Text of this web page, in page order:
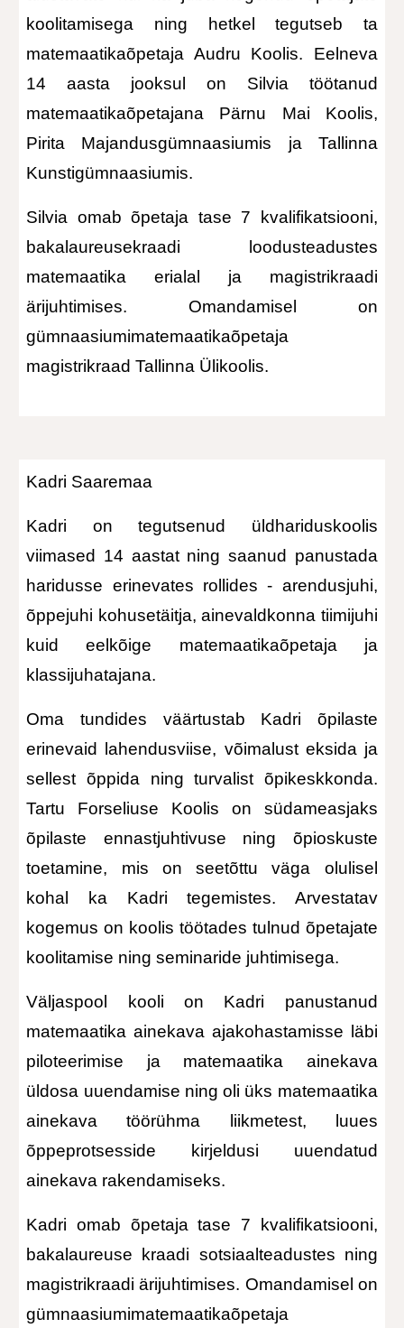
koolitamisega ning hetkel tegutseb ta
matemaatikaõpetaja Audru Koolis. Eelneva
14 aasta jooksul on Silvia töötanud
matemaatikaõpetajana Pärnu Mai Koolis,
Pirita Majandusgümnaasiumis ja Tallinna
Kunstigümnaasiumis.
Silvia omab õpetaja tase 7 kvalifikatsiooni,
bakalaureusekraadi loodusteadustes
matemaatika erialal ja magistrikraadi
ärijuhtimises. Omandamisel on
gümnaasiumimatemaatikaõpetaja
magistrikraad Tallinna Ülikoolis.
Kadri Saaremaa
Kadri on tegutsenud üldhariduskoolis
viimased 14 aastat ning saanud panustada
haridusse erinevates rollides - arendusjuhi,
õppejuhi kohusetäitja, ainevaldkonna tiimijuhi
kuid eelkõige matemaatikaõpetaja ja
klassijuhatajana.
Oma tundides väärtustab Kadri õpilaste
erinevaid lahendusviise, võimalust eksida ja
sellest õppida ning turvalist õpikeskkonda.
Tartu Forseliuse Koolis on südameasjaks
õpilaste
ennastjuhtivuse ning õpioskuste
toetamine, mis on seetõttu väga olulisel
kohal ka Kadri tegemistes. Arvestatav
kogemus on koolis töötades tulnud õpetajate
koolitamise ning seminaride juhtimisega.
Väljaspool kooli on Kadri panustanud
matemaatika ainekava ajakohastamisse läbi
piloteerimise ja matemaatika ainekava
üldosa uuendamise ningoli üks matemaatika
ainekava töörühma liikmetest,
luues
õppeprotsesside kirjeldusi uuendatud
ainekava rakendamiseks.
Kadri omab õpetaja tase 7 kvalifikatsiooni,
bakalaureuse kraadi sotsiaalteadustes ning
magistrikraadi ärijuhtimises. Omandamisel on
gümnaasiumimatemaatikaõpetaja